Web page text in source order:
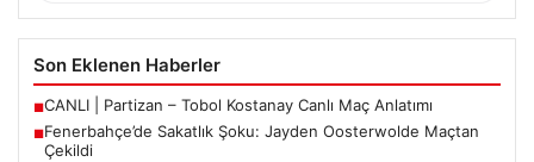
Son Eklenen Haberler
■CANLI | Partizan – Tobol Kostanay Canlı Maç Anlatımı
■Fenerbahçe’de Sakatlık Şoku: Jayden Oosterwolde Maçtan
Çekildi